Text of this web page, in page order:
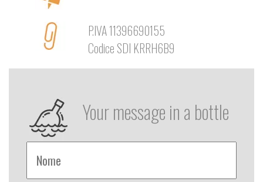
P.IVA 11396690155
Codice SDI KRRH6B9
Your message in a bottle